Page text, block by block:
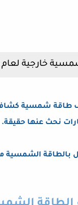
| للملاعب و الإنارة و
شمسية كشافات
نحث عنها حقيقة.